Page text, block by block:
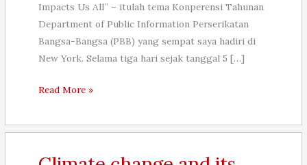
Impacts Us All” – itulah tema Konperensi Tahunan
Department of Public Information Perserikatan
Bangsa-Bangsa (PBB) yang sempat saya hadiri di
New York. Selama tiga hari sejak tanggal 5 […]
PERUBAHAN
DAN
TERHADAP
Read More »